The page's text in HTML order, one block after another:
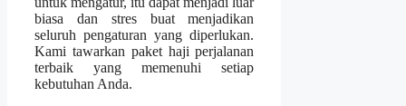
biasa dan stres buat menjadikan
seluruh pengaturan yang diperlukan.
Kami tawarkan paket haji perjalanan
terbaik yang memenuhi setiap
kebutuhan Anda.